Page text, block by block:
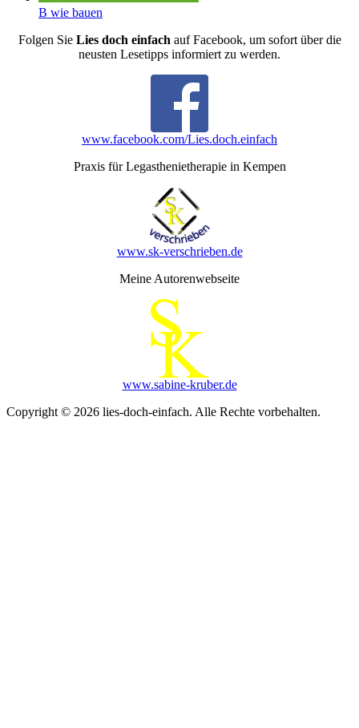
B wie bauen
Folgen Sie Lies doch einfach auf Facebook, um sofort über die
neusten Lesetipps informiert zu werden.
www.facebook.com/Lies.doch.einfach
Praxis für Legasthenietherapie in Kempen
www.sk-verschrieben.de
Meine Autorenwebseite
www.sabine-kruber.de
Copyright © 2026 lies-doch-einfach. Alle Rechte vorbehalten.